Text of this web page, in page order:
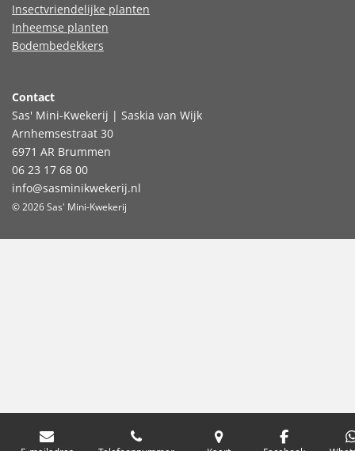
Insectvriendelijke planten
Inheemse planten
Bodembedekkers
Contact
Sas' Mini-Kwekerij | Saskia van Wijk
Arnhemsestraat 30
6971 AR Brummen
06 23 17 68 00
info@sasminikwekerij.nl
© 2026 Sas' Mini-Kwekerij